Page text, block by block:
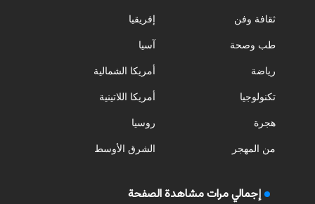
ثقافة وفن
طب وصحة
رياضة
تكنولوجيا
هجرة
من المهجر
إفريقيا
آسيا
أمريكا الشمالية
أمريكا اللاتينية
روسيا
الشرق الأوسط
إجمالي مرات مشاهدة الصفحة